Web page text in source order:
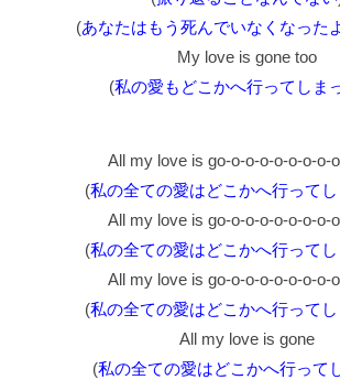
(あなたはもう死んでいなくなった
My love is gone too
(私の愛もどこかへ行ってしま
All my love is go-o-o-o-o-o-o-o-
(私の全ての愛はどこかへ行って
All my love is go-o-o-o-o-o-o-o-
(私の全ての愛はどこかへ行って
All my love is go-o-o-o-o-o-o-o-
(私の全ての愛はどこかへ行って
All my love is gone
(私の全ての愛はどこかへ行って